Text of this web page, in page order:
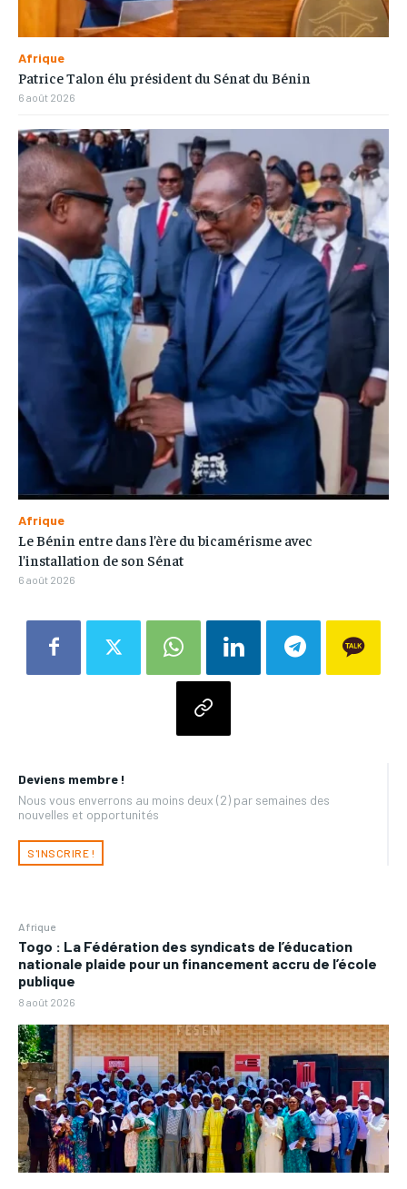
Deviens membre !
Nous vous enverrons au moins deux (2) par semaines des
nouvelles et opportunités
S'INSCRIRE !
Afrique
Togo : La Fédération des syndicats de l’éducation
nationale plaide pour un financement accru de l’école
publique
8 août 2026
Afrique
Patrice Talon élu président du Sénat du Bénin
6 août 2026
Afrique
Le Bénin entre dans l’ère du bicamérisme avec
l’installation de son Sénat
6 août 2026